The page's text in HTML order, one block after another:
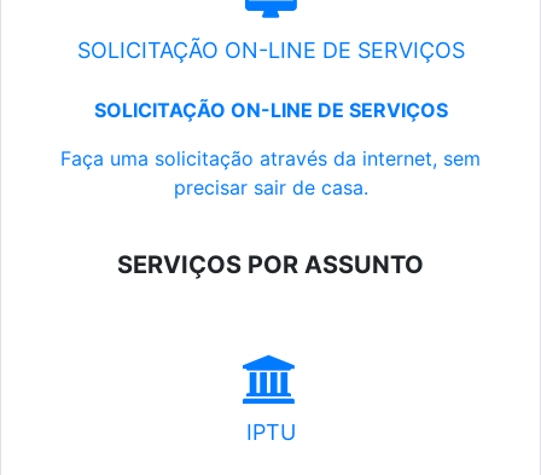
SOLICITAÇÃO ON-LINE DE SERVIÇOS
SOLICITAÇÃO ON-LINE DE SERVIÇOS
Faça uma solicitação através da internet, sem
precisar sair de casa.
SERVIÇOS POR ASSUNTO
IPTU